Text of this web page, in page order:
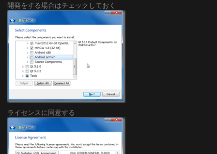
開発をする場合はチェックしておく
ライセンスに同意する